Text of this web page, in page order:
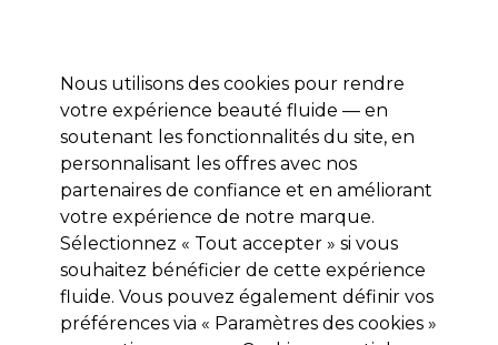
Se connecter
Marques Bons plans Coiffure Electro et Matériel
Livraison et délais
lire la suite
Jean Marin Make-Up
Jean Marin Pinceau Sourcil Nr.5
)
Nous utilisons des cookies pour rendre
votre expérience beauté fluide — en
soutenant les fonctionnalités du site, en
personnalisant les offres avec nos
partenaires de confiance et en améliorant
votre expérience de notre marque.
Sélectionnez « Tout accepter » si vous
souhaitez bénéficier de cette expérience
fluide. Vous pouvez également définir vos
préférences via « Paramètres des cookies »